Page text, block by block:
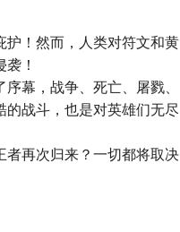
！然而，人类对符文和黄
！
幕，战争、死亡、屠戮、
的战斗，也是对英雄们无尽
再次归来？一切都将取决